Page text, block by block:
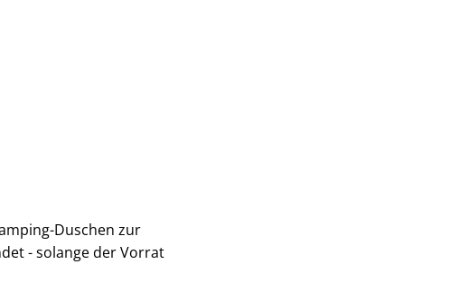
Duschen zur
- solange der Vorrat